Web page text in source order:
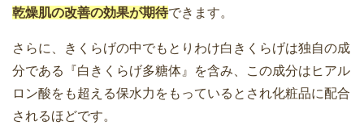
乾燥肌の改善の効果が期待できます。
さらに、きくらげの中でもとりわけ白きくらげは独自の成
分である『白きくらげ多糖体』を含み、この成分はヒアル
ロン酸をも超える保水力をもっているとされ化粧品に配合
されるほどです。